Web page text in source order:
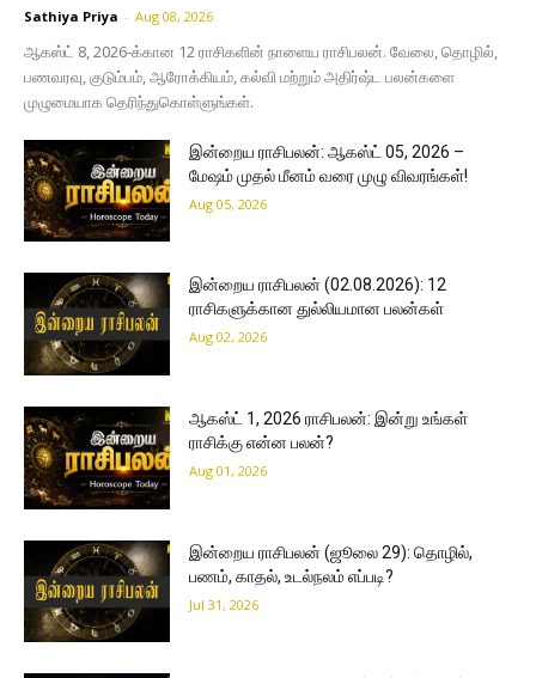
Sathiya Priya - Aug 08, 2026
ஆகஸ்ட் 8, 2026-க்கான 12 ராசிகளின் நாளைய ராசிபலன். வேலை, தொழில்,
பணவரவு, குடும்பம், ஆரோக்கியம், கல்வி மற்றும் அதிர்ஷ்ட பலன்களை
முழுமையாக தெரிந்துகொள்ளுங்கள்.
இன்றைய ராசிபலன்: ஆகஸ்ட் 05, 2026 –
மேஷம் முதல் மீனம் வரை முழு விவரங்கள்!
Aug 05, 2026
இன்றைய ராசிபலன் (02.08.2026): 12
ராசிகளுக்கான துல்லியமான பலன்கள்
Aug 02, 2026
ஆகஸ்ட் 1, 2026 ராசிபலன்: இன்று உங்கள்
ராசிக்கு என்ன பலன்?
Aug 01, 2026
இன்றைய ராசிபலன் (ஜூலை 29): தொழில்,
பணம், காதல், உடல்நலம் எப்படி?
Jul 31, 2026